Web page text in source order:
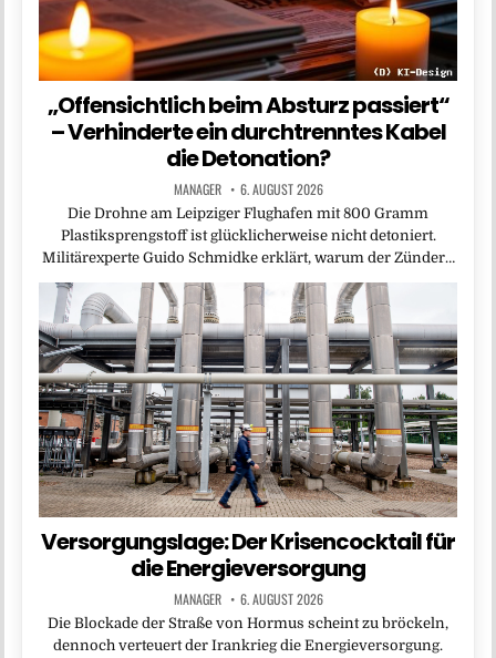
„Offensichtlich beim Absturz passiert“
– Verhinderte ein durchtrenntes Kabel
die Detonation?
MANAGER 6. AUGUST 2026
Die Drohne am Leipziger Flughafen mit 800 Gramm
Plastiksprengstoff ist glücklicherweise nicht detoniert.
Militärexperte Guido Schmidke erklärt, warum der Zünder…
Versorgungslage: Der Krisencocktail für
die Energieversorgung
MANAGER 6. AUGUST 2026
Die Blockade der Straße von Hormus scheint zu bröckeln,
dennoch verteuert der Irankrieg die Energieversorgung.